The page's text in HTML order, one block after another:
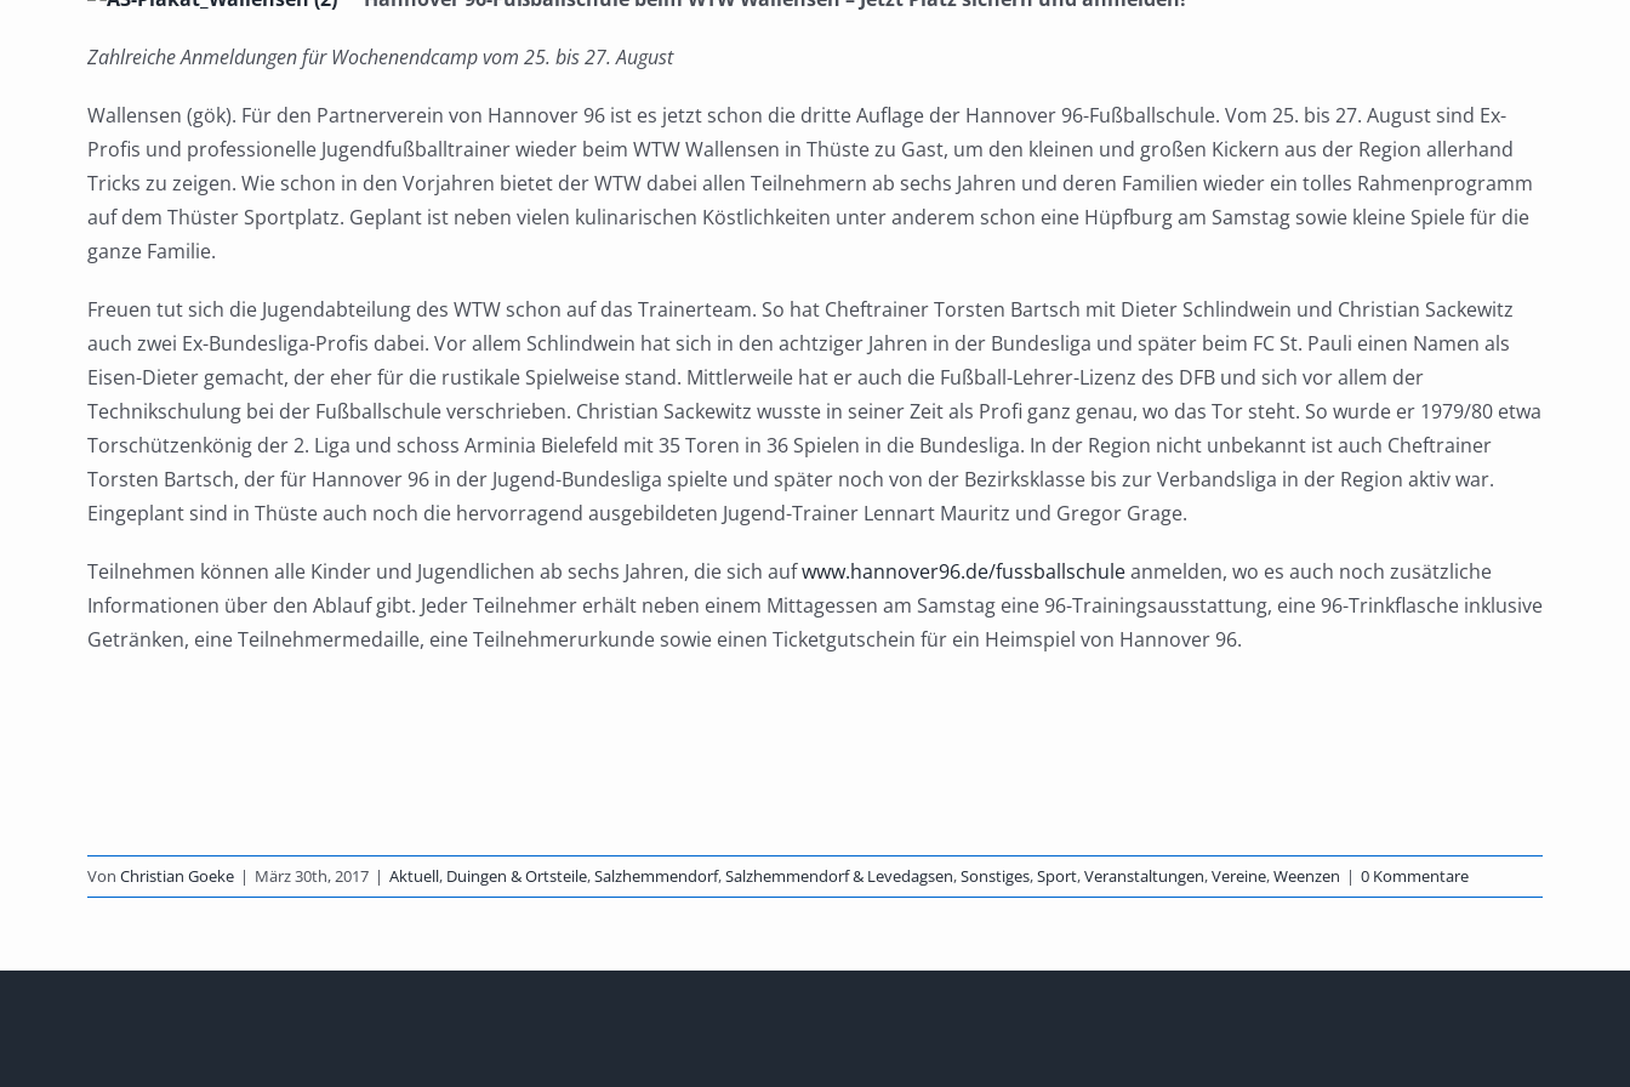
Zahlreiche Anmeldungen für Wochenendcamp vom 25. bis 27. August
Wallensen (gök). Für den Partnerverein von Hannover 96 ist es jetzt schon die dritte Auflage der Hannover 96-Fußballschule. Vom 25. bis 27. August sind Ex-
Profis und professionelle Jugendfußballtrainer wieder beim WTW Wallensen in Thüste zu Gast, um den kleinen und großen Kickern aus der Region allerhand
Tricks zu zeigen. Wie schon in den Vorjahren bietet der WTW dabei allen Teilnehmern ab sechs Jahren und deren Familien wieder ein tolles Rahmenprogramm
auf dem Thüster Sportplatz. Geplant ist neben vielen kulinarischen Köstlichkeiten unter anderem schon eine Hüpfburg am Samstag sowie kleine Spiele für die
ganze Familie.
Freuen tut sich die Jugendabteilung des WTW schon auf das Trainerteam. So hat Cheftrainer Torsten Bartsch mit Dieter Schlindwein und Christian Sackewitz
auch zwei Ex-Bundesliga-Profis dabei. Vor allem Schlindwein hat sich in den achtziger Jahren in der Bundesliga und später beim FC St. Pauli einen Namen als
Eisen-Dieter gemacht, der eher für die rustikale Spielweise stand. Mittlerweile hat er auch die Fußball-Lehrer-Lizenz des DFB und sich vor allem der
Technikschulung bei der Fußballschule verschrieben. Christian Sackewitz wusste in seiner Zeit als Profi ganz genau, wo das Tor steht. So wurde er 1979/80 etwa
Torschützenkönig der 2. Liga und schoss Arminia Bielefeld mit 35 Toren in 36 Spielen in die Bundesliga. In der Region nicht unbekannt ist auch Cheftrainer
Torsten Bartsch, der für Hannover 96 in der Jugend-Bundesliga spielte und später noch von der Bezirksklasse bis zur Verbandsliga in der Region aktiv war.
Eingeplant sind in Thüste auch noch die hervorragend ausgebildeten Jugend-Trainer Lennart Mauritz und Gregor Grage.
Teilnehmen können alle Kinder und Jugendlichen ab sechs Jahren, die sich aufwww.hannover96.de/fussballschuleanmelden, wo es auch noch zusätzliche
Informationen über den Ablauf gibt. Jeder Teilnehmer erhält neben einem Mittagessen am Samstag eine 96-Trainingsausstattung, eine 96-Trinkflasche inklusive
Getränken, eine Teilnehmermedaille, eine Teilnehmerurkunde sowie einen Ticketgutschein für ein Heimspiel von Hannover 96.
Von Christian Goeke | März 30th, 2017 | Aktuell, Duingen & Ortsteile,Salzhemmendorf,Salzhemmendorf & Levedagsen,Sonstiges,Sport,Veranstaltungen,Vereine,Weenzen | 0 Kommentare